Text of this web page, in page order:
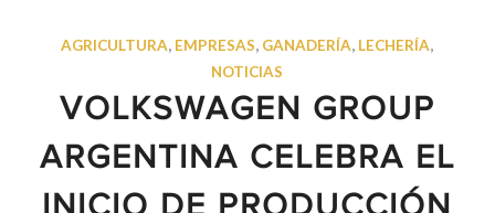
AGRICULTURA, EMPRESAS, GANADERÍA, LECHERÍA,
NOTICIAS
VOLKSWAGEN GROUP
ARGENTINA CELEBRA EL